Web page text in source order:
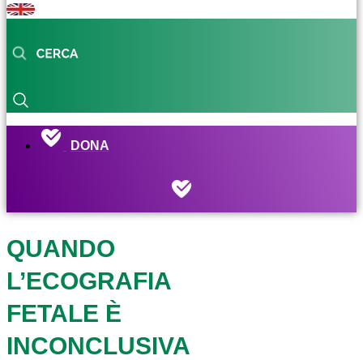
DONA
QUANDO
L’ECOGRAFIA
FETALE È
INCONCLUSIVA